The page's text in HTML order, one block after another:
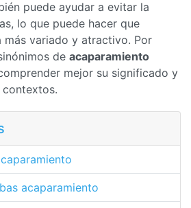
puede ayudar a evitar la
lo que puede hacer que
más variado y atractivo. Por
de acaparamiento
mejor su significado y
contextos.
acaparamiento